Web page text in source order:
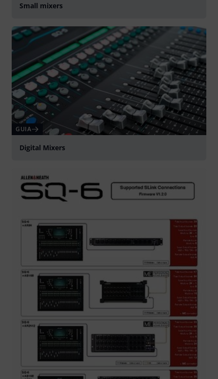
Small mixers
GUIA
Digital Mixers